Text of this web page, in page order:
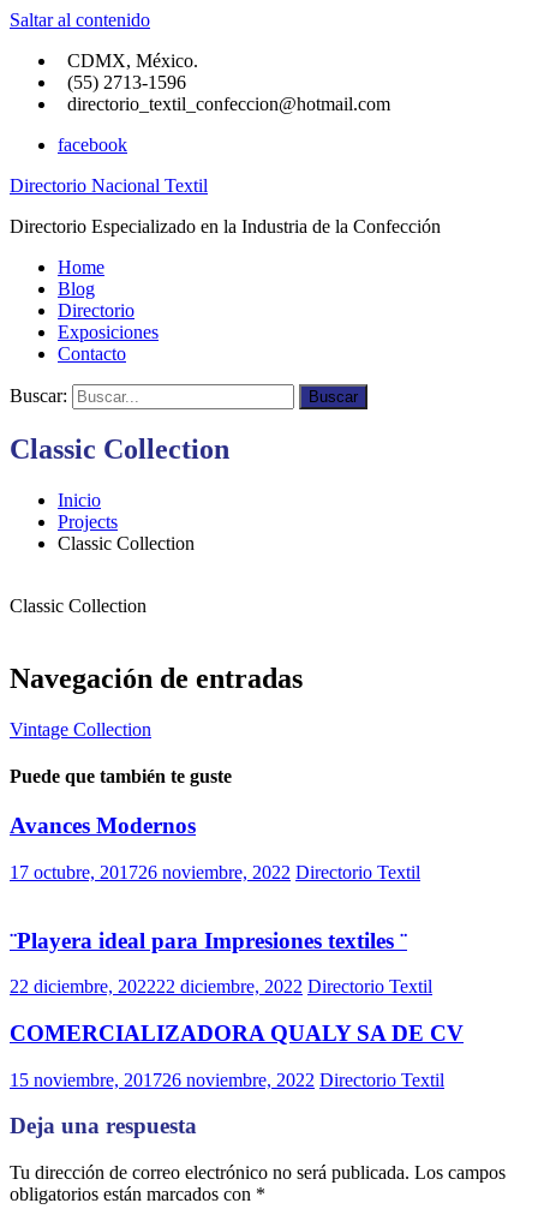
Saltar al contenido
CDMX, México.
(55) 2713-1596
directorio_textil_confeccion@hotmail.com
facebook
Directorio Nacional Textil
Directorio Especializado en la Industria de la Confección
Home
Blog
Directorio
Exposiciones
Contacto
Buscar: Buscar
Classic Collection
Inicio
Projects
Classic Collection
Classic Collection
Navegación de entradas
Vintage Collection
Puede que también te guste
Avances Modernos
17 octubre, 201726 noviembre, 2022 Directorio Textil
¨Playera ideal para Impresiones textiles ¨
22 diciembre, 202222 diciembre, 2022 Directorio Textil
COMERCIALIZADORA QUALY SA DE CV
15 noviembre, 201726 noviembre, 2022 Directorio Textil
Deja una respuesta
Tu dirección de correo electrónico no será publicada. Los campos
obligatorios están marcados con *